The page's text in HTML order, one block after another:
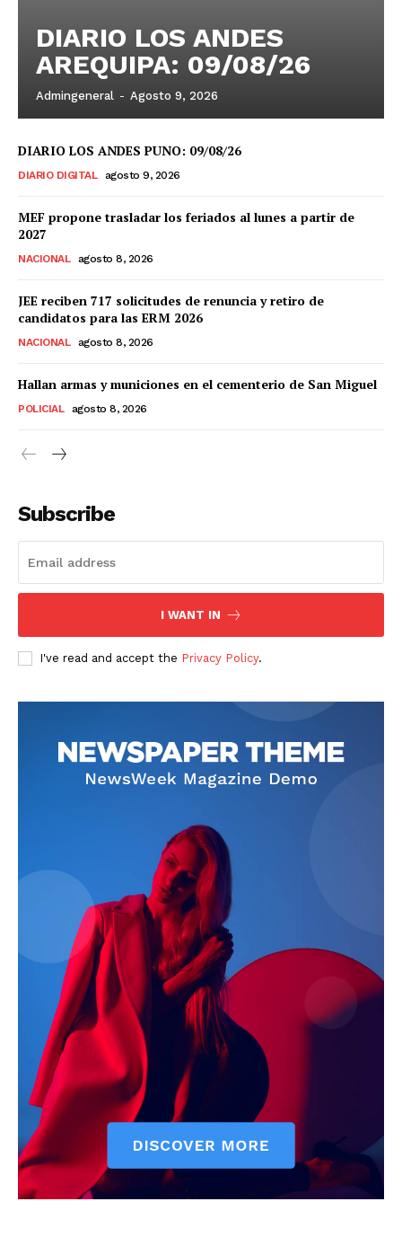
DIARIO LOS ANDES
AREQUIPA: 09/08/26
Admingeneral - Agosto 9, 2026
DIARIO LOS ANDES PUNO: 09/08/26
DIARIO DIGITAL agosto 9, 2026
MEF propone trasladar los feriados al lunes a partir de
2027
NACIONAL agosto 8, 2026
JEE reciben 717 solicitudes de renuncia y retiro de
candidatos para las ERM 2026
NACIONAL agosto 8, 2026
Hallan armas y municiones en el cementerio de San Miguel
POLICIAL agosto 8, 2026
Subscribe
I WANT IN
I've read and accept the Privacy Policy.